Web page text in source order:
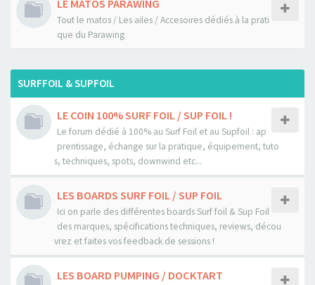
LE MATOS PARAWING
Tout le matos / Les ailes / Accesoires dédiés à la prati
que du Parawing
SURFFOIL & SUPFOIL
LE COIN 100% SURF FOIL / SUP FOIL !
Le forum dédié à 100% au Surf Foil et au Supfoil : ap
prentissage, échange sur la pratique, équipement, tuto
s, techniques, spots, downwind etc...
LES BOARDS SURF FOIL / SUP FOIL
Ici on parle des différentes boards Surf foil & Sup Foil
des marques, spécifications techniques, reviews, décou
vrez et faites vos feedback de sessions !
LES BOARD PUMPING / DOCKTART